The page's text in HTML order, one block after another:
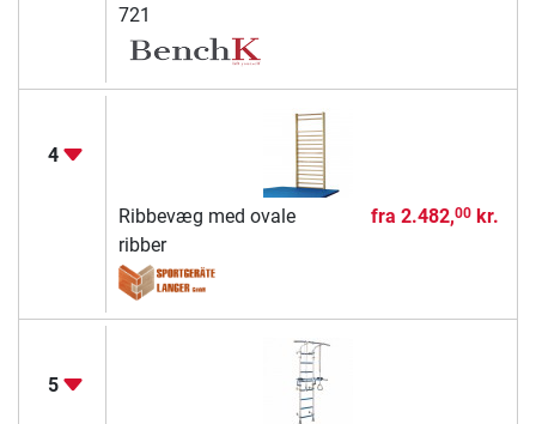
721
4
Ribbevæg med ovale
ribber
fra 2.482,00kr.
5